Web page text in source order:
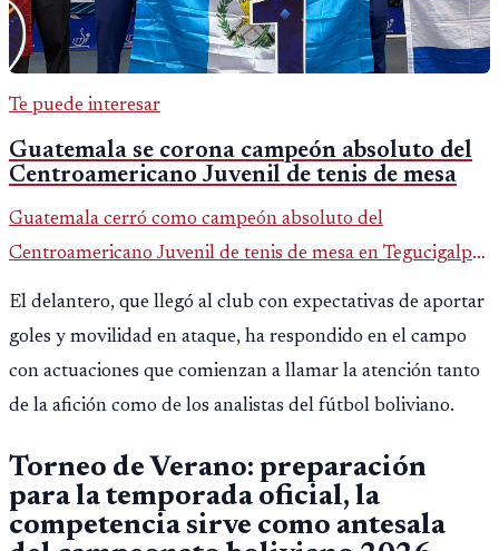
Te puede interesar
Guatemala se corona campeón absoluto del
Centroamericano Juvenil de tenis de mesa
Guatemala cerró como campeón absoluto del
Centroamericano Juvenil de tenis de mesa en Tegucigalpa
con 6 oros, 2 platas y 9 bronces, según la cobertura oficial
difundida por CDAG.
El delantero, que llegó al club con expectativas de aportar
goles y movilidad en ataque, ha respondido en el campo
con actuaciones que comienzan a llamar la atención tanto
de la afición como de los analistas del fútbol boliviano.
Torneo de Verano: preparación
para la temporada oficial, la
competencia sirve como antesala